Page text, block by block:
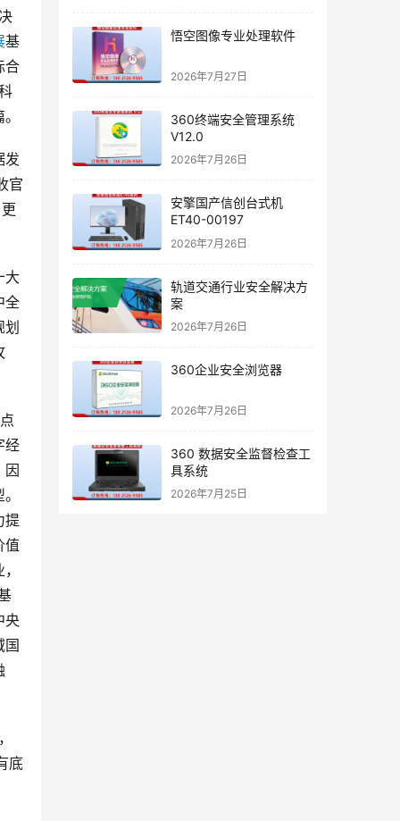
基
合
发
官
大
全
经
因
提
值
央
国
底
悟空图像专业处理软件
2026年7月27日
360终端安全管理系统
V12.0
2026年7月26日
安擎国产信创台式机
ET40-00197
2026年7月26日
轨道交通行业安全解决方
案
2026年7月26日
360企业安全浏览器
2026年7月26日
360 数据安全监督检查工
具系统
2026年7月25日